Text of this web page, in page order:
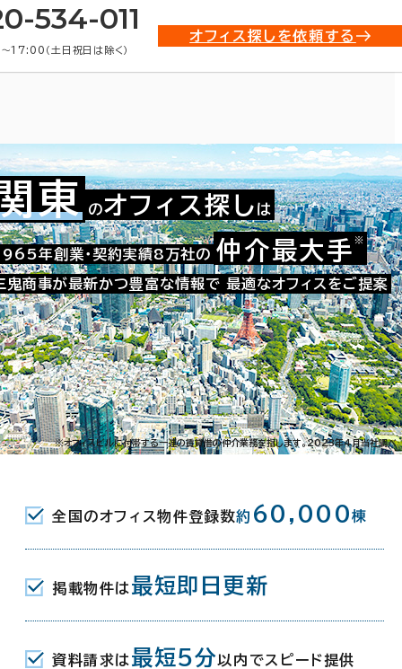
534-011
17:00（土日祝日は除く）
オフィス探しを依頼する
オフィス物件一覧
件で絞り込む
東 のオフィス探し は
年創業・契約実績8万社の 仲介最大手 ※
鬼商事が最新かつ豊富な情報で 最適なオフィスをご提案
※オフィスビルに付帯する一連の賃貸借の仲介業務を指します。2023年4月当社調べ
全国のオフィス物件登録数約 60,000棟
掲載物件は 最短即日更新
資料請求は 最短5分 以内でスピード提供